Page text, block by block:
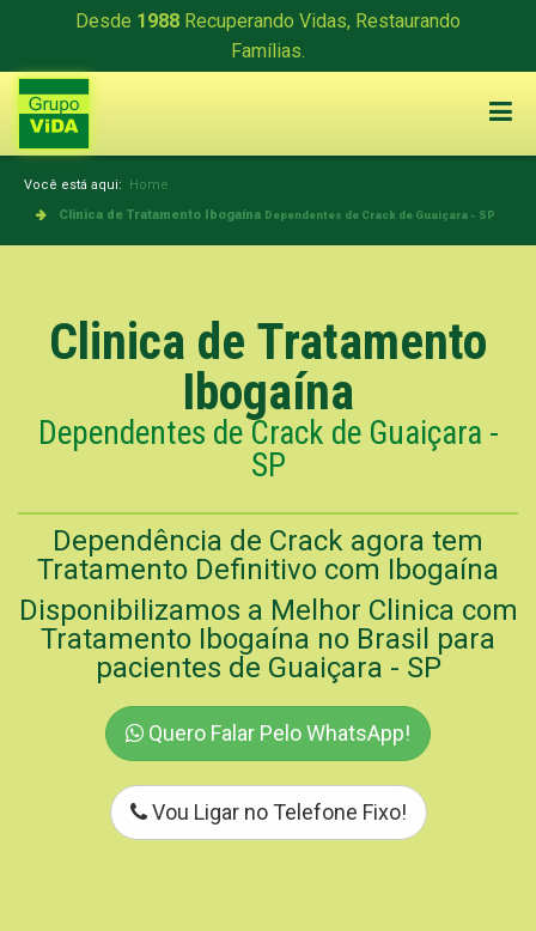
Desde 1988 Recuperando Vidas, Restaurando
Famílias.
Você está aqui: Home
Clinica de Tratamento Ibogaína Dependentes de Crack de Guaiçara - SP
Clinica de Tratamento
Ibogaína
Dependentes de Crack de Guaiçara -
SP
Dependência de Crack agora tem
Tratamento Definitivo com Ibogaína
Disponibilizamos a Melhor Clinica com
Tratamento Ibogaína no Brasil para
pacientes de Guaiçara - SP
Quero Falar Pelo WhatsApp!
Vou Ligar no Telefone Fixo!